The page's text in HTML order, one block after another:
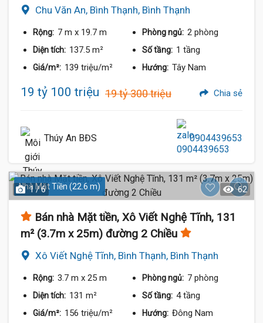
Chu Văn An, Bình Thạnh, Bình Thạnh
Rộng: 7 m x 19.7 m Phòng ngủ: 2 phòng
Diện tích: 137.5 m² Số tầng: 1 tầng
Giá/m²: 139 triệu/m² Hướng: Tây Nam
19 tỷ 100 triệu 19 tỷ 300 triệu Chia sẻ
Thúy An BĐS 0904439653
Nhà Mặt Tiền (22.6 m)
1 / 6 62
Bán nhà Mặt tiền, Xô Viết Nghệ Tĩnh, 131
m² (3.7m x 25m) đường 2 Chiều
Xô Viết Nghệ Tĩnh, Bình Thạnh, Bình Thạnh
Rộng: 3.7 m x 25 m Phòng ngủ: 7 phòng
Diện tích: 131 m² Số tầng: 4 tầng
Giá/m²: 156 triệu/m² Hướng: Đông Nam